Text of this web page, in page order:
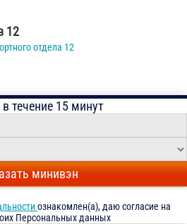
12
отдела 12
течение 15 минут
минивэн
ознакомлен(а), даю согласие на
Персональных данных